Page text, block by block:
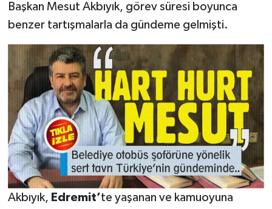
Başkan Mesut Akbıyık, görev süresi boyunca
benzer tartışmalarla da gündeme gelmişti.
Akbıyık, Edremit’te yaşanan ve kamuoyuna